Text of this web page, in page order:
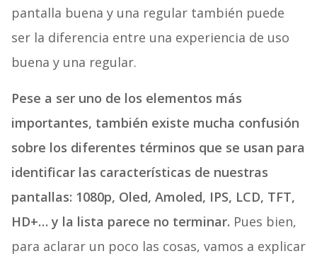
pantalla buena y una regular también puede
ser la diferencia entre una experiencia de uso
buena y una regular.
Pese a ser uno de los elementos más
importantes, también existe mucha confusión
sobre los diferentes términos que se usan para
identificar las características de nuestras
pantallas: 1080p, Oled, Amoled, IPS, LCD, TFT,
HD+… y la lista parece no terminar. Pues bien,
para aclarar un poco las cosas, vamos a explicar